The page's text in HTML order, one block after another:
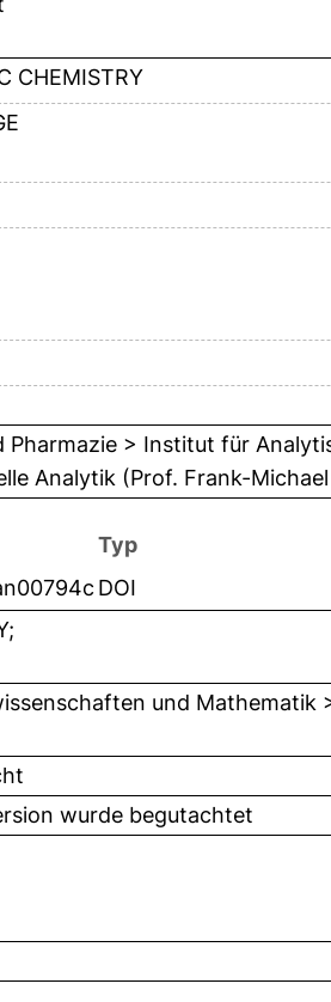
CHEMISTRY
Pharmazie > Institut für
Analytik (Prof. Frank-
Typ
DOI
und Mathematik
wurde begutachtet